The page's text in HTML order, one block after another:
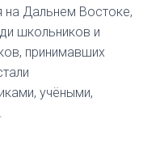
на Дальнем Востоке,
школьников и
принимавших
учёными,